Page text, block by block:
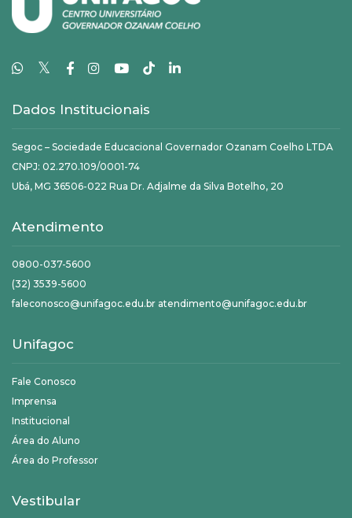
𝕏
Dados Institucionais
Segoc – Sociedade Educacional Governador Ozanam Coelho LTDA
CNPJ: 02.270.109/0001-74
Ubá, MG 36506-022 Rua Dr. Adjalme da Silva Botelho, 20
Atendimento
0800-037-5600
(32) 3539-5600
faleconosco@unifagoc.edu.br atendimento@unifagoc.edu.br
Unifagoc
Fale Conosco
Imprensa
Institucional
Área do Aluno
Área do Professor
Vestibular